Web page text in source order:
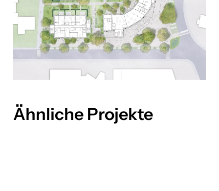
Ähnliche Projekte